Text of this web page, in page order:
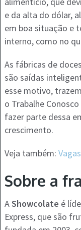
e da alta do dólar,
em boa situação e
interno, como no
As fábricas de
são saídas
esse motivo,
o Trabalhe
fazer parte dessa
crescimento.
Veja também:
Sobre a
AShowcolate é
Express, que são